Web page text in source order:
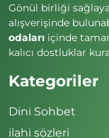
Gönül birliği
alışverişinde
odaları içinde
kalıcı dostluklar
Kategoriler
Dini Sohbet
ilahi sözleri